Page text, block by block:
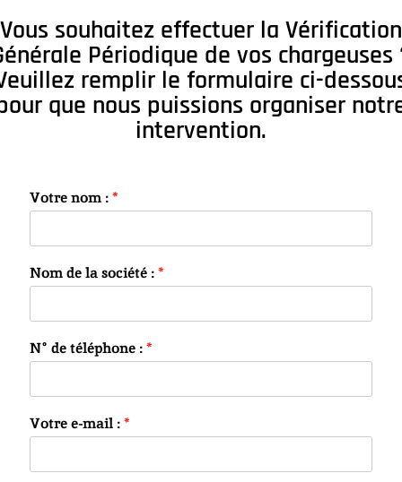
Vous souhaitez effectuer la Vérification
Périodique de vos chargeuses
remplir le formulaire ci-
que nous puissions organiser
intervention.
Votre nom :*
Nom de la société :*
N° de téléphone :*
Votre e-mail :*